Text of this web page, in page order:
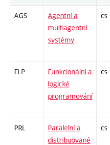
AGS
Agentní a
multiagentní
systémy
cs
FLP
Funkcionální a
logické
programování
cs
PRL
Paralelní a
distribuované
cs